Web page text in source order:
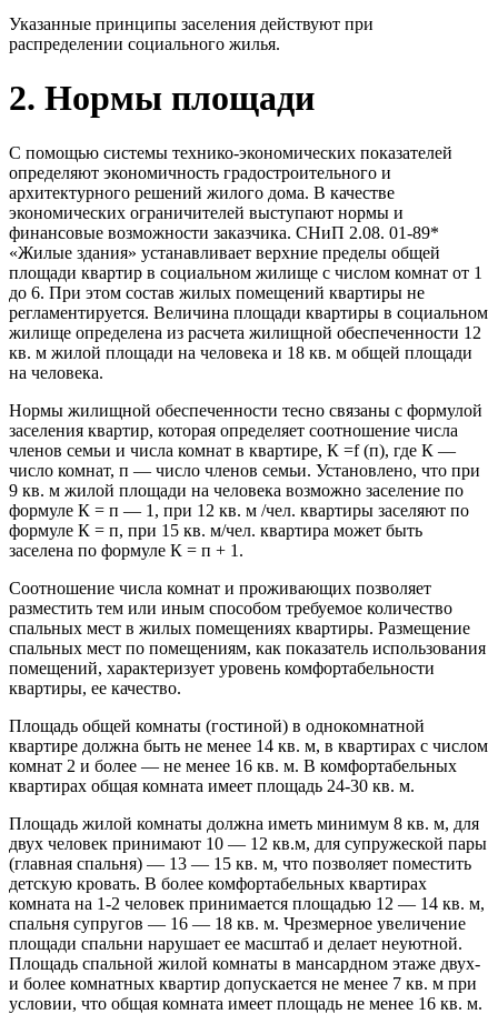
Указанные принципы заселения действуют при
распределении социального жилья.
2. Нормы площади
С помощью системы технико-экономических показателей
определяют экономичность градостроительного и
архитектурного решений жилого дома. В качестве
экономических ограничителей выступают нормы и
финансовые возможности заказчика. СНиП 2.08. 01-89*
«Жилые здания» устанавливает верхние пределы общей
площади квартир в социальном жилище с числом комнат от 1
до 6. При этом состав жилых помещений квартиры не
регламентируется. Величина площади квартиры в социальном
жилище определена из расчета жилищной обеспеченности 12
кв. м жилой площади на человека и 18 кв. м общей площади
на человека.
Нормы жилищной обеспеченности тесно связаны с формулой
заселения квартир, которая определяет соотношение числа
членов семьи и числа комнат в квартире, К =f (п), где К —
число комнат, п — число членов семьи. Установлено, что при
9 кв. м жилой площади на человека возможно заселение по
формуле К = п — 1, при 12 кв. м /чел. квартиры заселяют по
формуле К = п, при 15 кв. м/чел. квартира может быть
заселена по формуле К = п + 1.
Соотношение числа комнат и проживающих позволяет
разместить тем или иным способом требуемое количество
спальных мест в жилых помещениях квартиры. Размещение
спальных мест по помещениям, как показатель использования
помещений, характеризует уровень комфортабельности
квартиры, ее качество.
Площадь общей комнаты (гостиной) в однокомнатной
квартире должна быть не менее 14 кв. м, в квартирах с числом
комнат 2 и более — не менее 16 кв. м. В комфортабельных
квартирах общая комната имеет площадь 24-30 кв. м.
Площадь жилой комнаты должна иметь минимум 8 кв. м, для
двух человек принимают 10 — 12 кв.м, для супружеской пары
(главная спальня) — 13 — 15 кв. м, что позволяет поместить
детскую кровать. В более комфортабельных квартирах
комната на 1-2 человек принимается площадью 12 — 14 кв. м,
спальня супругов — 16 — 18 кв. м. Чрезмерное увеличение
площади спальни нарушает ее масштаб и делает неуютной.
Площадь спальной жилой комнаты в мансардном этаже двух-
и более комнатных квартир допускается не менее 7 кв. м при
условии, что общая комната имеет площадь не менее 16 кв. м.